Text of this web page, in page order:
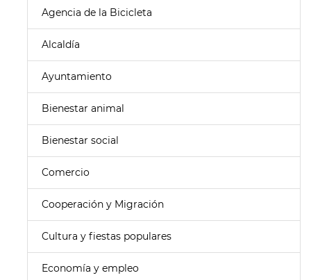
Agencia de la Bicicleta
Alcaldía
Ayuntamiento
Bienestar animal
Bienestar social
Comercio
Cooperación y Migración
Cultura y fiestas populares
Economía y empleo